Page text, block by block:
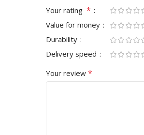
Your rating *
Value for money
Durability
Delivery speed
Your review *